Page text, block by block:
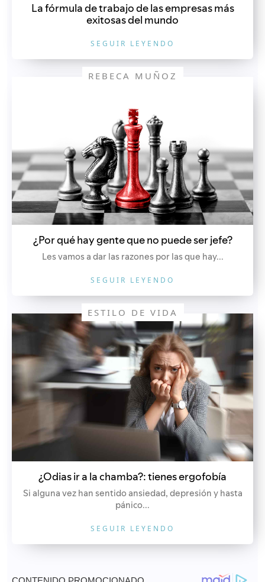
La fórmula de trabajo de las empresas más
exitosas del mundo
SEGUIR LEYENDO
REBECA MUÑOZ
¿Por qué hay gente que no puede ser jefe?
Les vamos a dar las razones por las que hay...
SEGUIR LEYENDO
ESTILO DE VIDA
¿Odias ir a la chamba?: tienes ergofobía
Si alguna vez han sentido ansiedad, depresión y hasta
pánico...
SEGUIR LEYENDO